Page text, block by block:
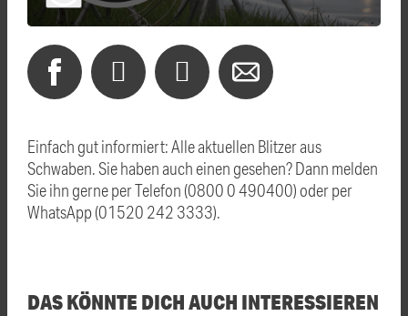
Einfach gut informiert: Alle aktuellen Blitzer aus
Schwaben. Sie haben auch einen gesehen? Dann melden
Sie ihn gerne per Telefon (0800 0 490400) oder per
WhatsApp (01520 242 3333).
DAS KÖNNTE DICH AUCH INTERESSIEREN